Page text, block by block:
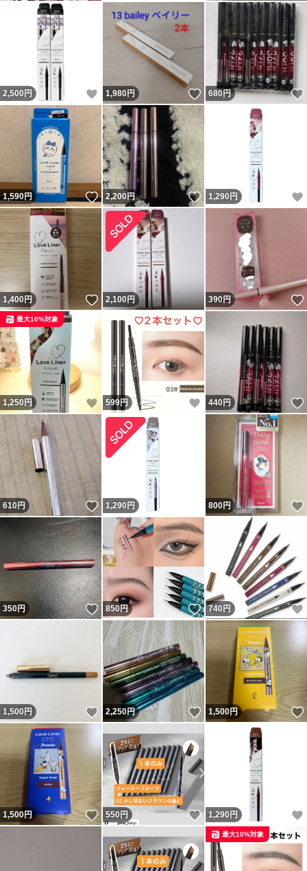
2,500 円 いいね！
1,980円 いいね！
680円
1,590円 いいね！
2,200円 いいね！
1,290 円
1,400円 いいね！
2,100円 390円
1,250 円 いいね！
最大10%対象
599円 いいね！
440円
610円 いいね！
1,290 円 800円
350円 いいね！
850円 いいね！
740 円
1,500円 いいね！
2,250円 いいね！
1,500円
1,500円 いいね！
550円 いいね！
1,290 円
最大10%対象